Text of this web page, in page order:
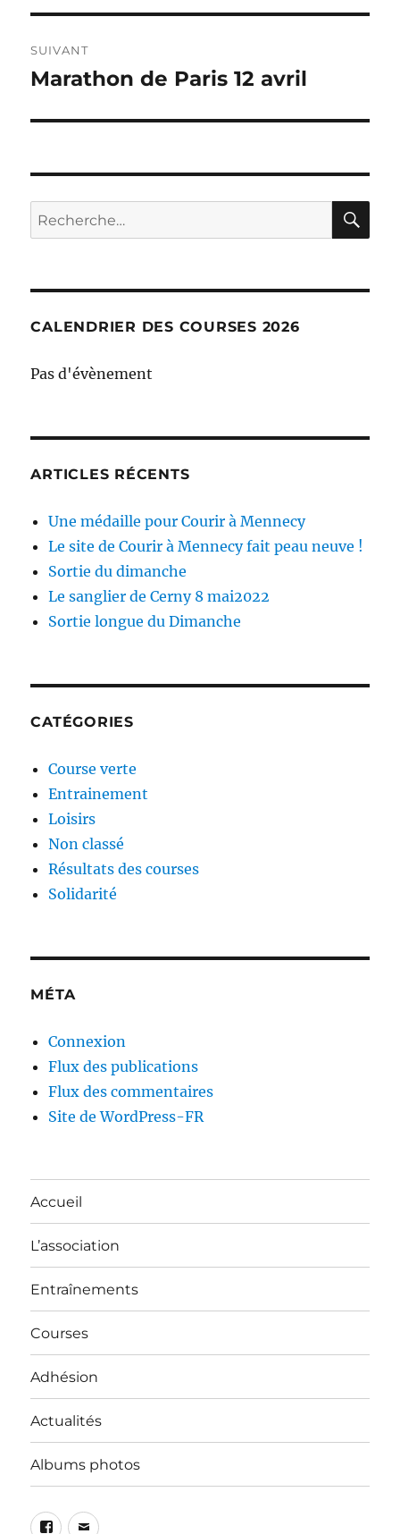
SUIVANT
Publication
Marathon de Paris 12 avril
Recherche
pour :
CALENDRIER DES COURSES 2026
Pas d'évènement
ARTICLES RÉCENTS
Une médaille pour Courir à Mennecy
Le site de Courir à Mennecy fait peau neuve !
Sortie du dimanche
Le sanglier de Cerny 8 mai2022
Sortie longue du Dimanche
CATÉGORIES
Course verte
Entrainement
Loisirs
Non classé
Résultats des courses
Solidarité
MÉTA
Connexion
Flux des publications
Flux des commentaires
Site de WordPress-FR
Accueil
L’association
Entraînements
Courses
Adhésion
Actualités
Albums photos
Facebook
E-